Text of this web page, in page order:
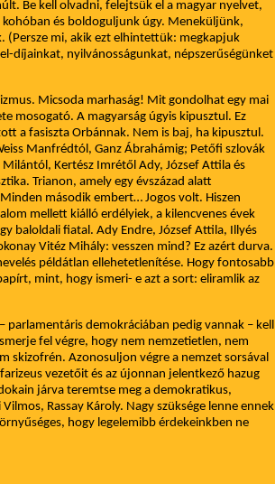
Be kell olvadni, felejtsük el a magyar nyelvet,
és boldoguljunk úgy. Meneküljünk,
(Persze mi, akik ezt elhintettük: megkapjuk
díjainkat, nyilvánosságunkat, népszerűségünket
Micsoda marhaság! Mit gondolhat egy mai
mosogató. A magyarság úgyis kipusztul. Ez
a fasiszta Orbánnak. Nem is baj, ha kipusztul.
Manfrédtól, Ganz Ábrahámig; Petőfi szlovák
Kertész Imrétől Ady, József Attila és
Trianon, amely egy évszázad alatt
második embert… Jogos volt. Hiszen
mellett kiálló erdélyiek, a kilencvenes évek
baloldali fiatal. Ady Endre, József Attila, Illyés
Vitéz Mihály: vesszen mind? Ez azért durva.
példátlan ellehetetlenítése. Hogy fontosabb
mint, hogy ismeri- e azt a sort: eliramlik az
parlamentáris demokráciában pedig vannak – kell
fel végre, hogy nem nemzetietlen, nem
skizofrén. Azonosuljon végre a nemzet sorsával
vezetőit és az újonnan jelentkező hazug
járva teremtse meg a demokratikus,
Rassay Károly. Nagy szüksége lenne ennek
hogy legelemibb érdekeinkben ne